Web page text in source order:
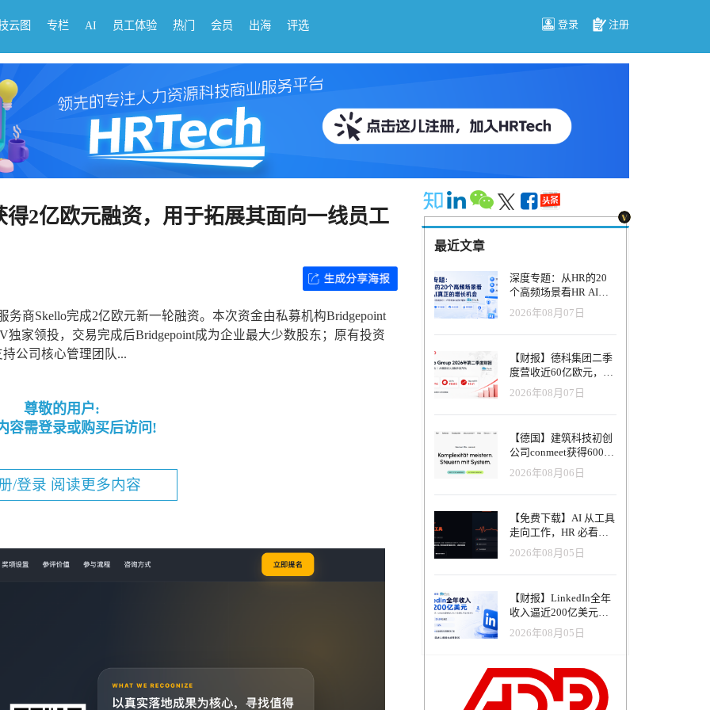
云图 专栏 AI 员工体验 热门 会员 出海 评选 登录 注册
2亿欧元融资，用于拓展其面向一线员工
商Skello完成2亿欧元新一轮融资。本次资金由私募机构Bridgepoint
独家领投，交易完成后Bridgepoint成为企业最大少数股东；原有投资
公司核心管理团队...
尊敬的用户:
容需登录或购买后访问!
/登录 阅读更多内容
最近文章
深度专题：从HR的20
个高频场景看HR AI真
正的增长机会
2026年08月07日
【财报】德科集团二季
度营收近60亿欧元，其
中AI代理已覆盖50%收
入，招聘服务进入运营
重构阶段
2026年08月07日
【德国】建筑科技初创
公司conmeet获得600万
欧元种子轮融资，用于
打造面向贸易和建筑行
业的AI操作系统
2026年08月06日
【免费下载】AI 从工具
走向工作，HR 必看五
大变革｜2026 年 8 月
HRTech 行业观察报告
2026年08月05日
【财报】LinkedIn全年
收入逼近200亿美元，
AI招聘产品进入规模化
应用阶段
2026年08月05日